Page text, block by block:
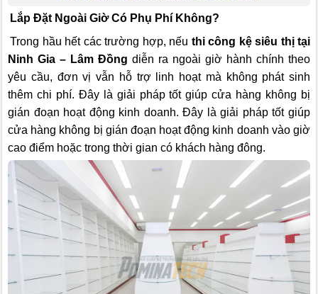
Lắp Đặt Ngoài Giờ Có Phụ Phí Không?
Trong hầu hết các trường hợp, nếu thi công kệ siêu thị tại
Ninh Gia – Lâm Đồng diễn ra ngoài giờ hành chính theo
yêu cầu, đơn vị vẫn hỗ trợ linh hoạt mà không phát sinh
thêm chi phí. Đây là giải pháp tốt giúp cửa hàng không bị
gián đoạn hoạt động kinh doanh. Đây là giải pháp tốt giúp
cửa hàng không bị gián đoạn hoạt động kinh doanh vào giờ
cao điểm hoặc trong thời gian có khách hàng đông.